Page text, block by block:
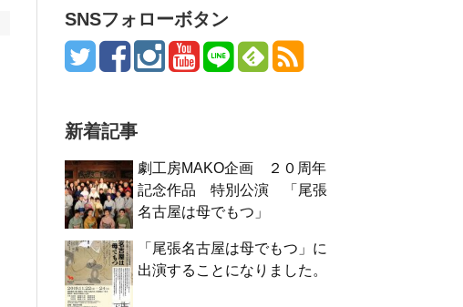
SNSフォローボタン
新着記事
劇工房MAKO企画 ２０周年
記念作品 特別公演 「尾張
名古屋は母でもつ」
「尾張名古屋は母でもつ」に
出演することになりました。